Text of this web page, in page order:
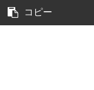
コピー